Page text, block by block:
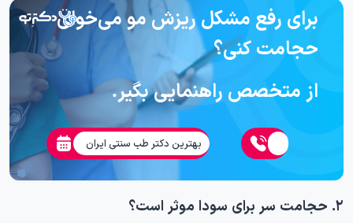
برای رفع مشکل ریزش مو می‌خوای
حجامت کنی؟
از متخصص راهنمایی بگیر.
بهترین دکتر طب سنتی ایران
۲. حجامت سر برای سودا موثر است؟